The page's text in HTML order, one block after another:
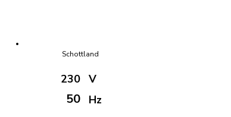
Schottland
230
50
V
Hz